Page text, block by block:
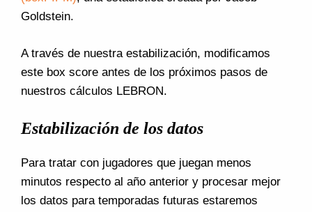
Goldstein.
A través de nuestra estabilización, modificamos
este box score antes de los próximos pasos de
nuestros cálculos LEBRON.
Estabilización de los datos
Para tratar con jugadores que juegan menos
minutos respecto al año anterior y procesar mejor
los datos para temporadas futuras estaremos